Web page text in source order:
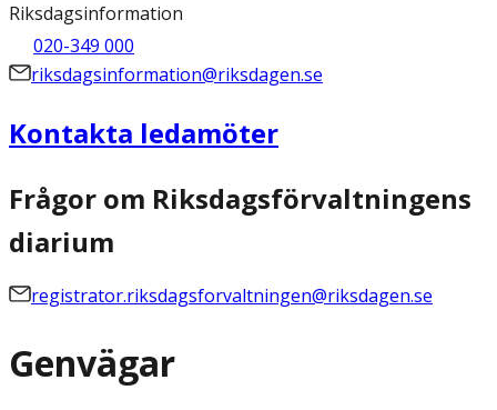
Riksdagsinformation
020-349 000
riksdagsinformation@riksdagen.se
Kontakta ledamöter
Frågor om Riksdagsförvaltningens
diarium
registrator.riksdagsforvaltningen@riksdagen.se
Genvägar